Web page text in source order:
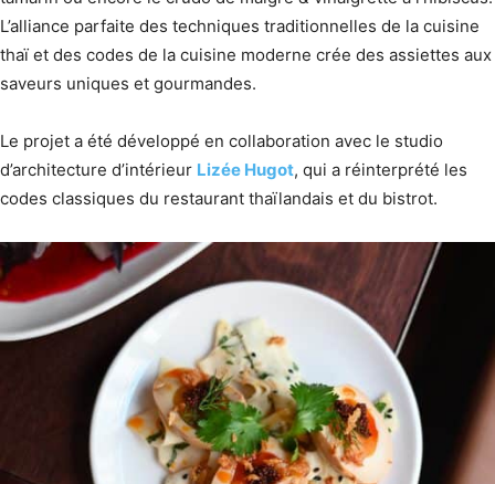
L’alliance parfaite des techniques traditionnelles de la cuisine
thaï et des codes de la cuisine moderne crée des assiettes aux
saveurs uniques et gourmandes.
Le projet a été développé en collaboration avec le studio
d’architecture d’intérieur Lizée Hugot, qui a réinterprété les
codes classiques du restaurant thaïlandais et du bistrot.